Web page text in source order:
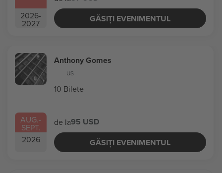
2026-
2027
GĂSIȚI EVENIMENTUL
AUG.-
SEPT.
2026
Anthony Gomes
US
10 Bilete
de la95 USD
GĂSIȚI EVENIMENTUL